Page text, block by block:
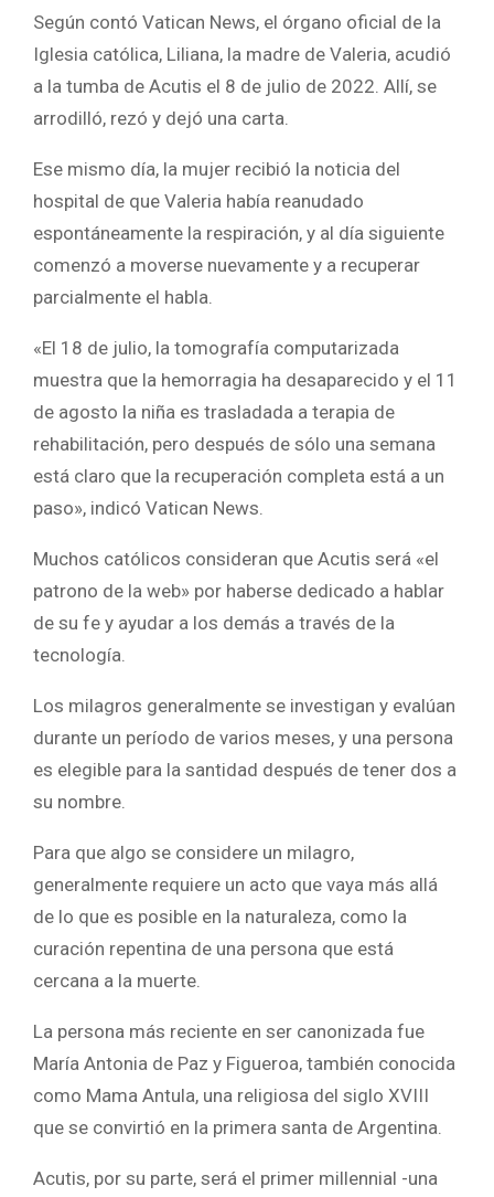
Según contó Vatican News, el órgano oficial de la
Iglesia católica, Liliana, la madre de Valeria, acudió
a la tumba de Acutis el 8 de julio de 2022. Allí, se
arrodilló, rezó y dejó una carta.
Ese mismo día, la mujer recibió la noticia del
hospital de que Valeria había reanudado
espontáneamente la respiración, y al día siguiente
comenzó a moverse nuevamente y a recuperar
parcialmente el habla.
«El 18 de julio, la tomografía computarizada
muestra que la hemorragia ha desaparecido y el 11
de agosto la niña es trasladada a terapia de
rehabilitación, pero después de sólo una semana
está claro que la recuperación completa está a un
paso», indicó Vatican News.
Muchos católicos consideran que Acutis será «el
patrono de la web» por haberse dedicado a hablar
de su fe y ayudar a los demás a través de la
tecnología.
Los milagros generalmente se investigan y evalúan
durante un período de varios meses, y una persona
es elegible para la santidad después de tener dos a
su nombre.
Para que algo se considere un milagro,
generalmente requiere un acto que vaya más allá
de lo que es posible en la naturaleza, como la
curación repentina de una persona que está
cercana a la muerte.
La persona más reciente en ser canonizada fue
María Antonia de Paz y Figueroa, también conocida
como Mama Antula, una religiosa del siglo XVIII
que se convirtió en la primera santa de Argentina.
Acutis, por su parte, será el primer millennial -una